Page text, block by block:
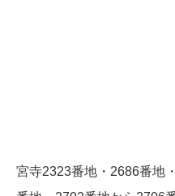
宮寺2323番地・2686番地